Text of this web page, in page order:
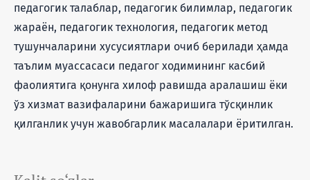
педагогик талаблар, педагогик билимлар, педагогик
жараён, педагогик технология, педагогик метод
тушунчаларини хусусиятлари очиб берилади ҳамда
таълим муассасаси педагог ходимининг касбий
фаолиятига қонунга хилоф равишда аралашиш ёки
ўз хизмат вазифаларини бажаришига тўсқинлик
қилганлик учун жавобгарлик масалалари ёритилган.